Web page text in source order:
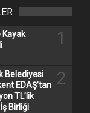
Kayak
1
Belediyesi
EDAŞ’tan
TL’lik
Birliği
2